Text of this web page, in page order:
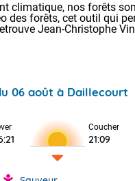
climatique, nos forêts
des forêts, cet outil qui
Jean-Christophe
06 août à Daillecourt
Coucher
21:09
Voici les
: 18/23 Paris
Clermont-